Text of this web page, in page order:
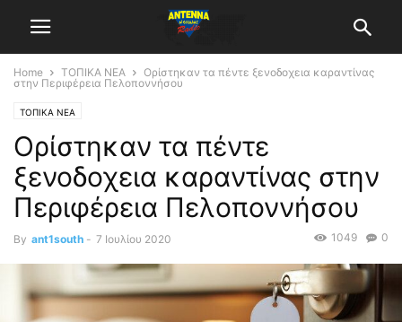
Home ΤΟΠΙΚΑ ΝΕΑ
Ορίστηκαν τα πέντε ξενοδοχεια καραντίνας
στην Περιφέρεια Πελοποννήσου
ΤΟΠΙΚΑ ΝΕΑ
Ορίστηκαν τα πέντε
ξενοδοχεια καραντίνας στην
Περιφέρεια Πελοποννήσου
By ant1south - 7 Ιουλίου 2020 0
1049